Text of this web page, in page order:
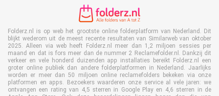
Folderz.nl is op web het grootste online folderplatform van Nederland. Dit
blijkt wederom uit de meest recente resultaten van Similarweb van oktober
2025. Alleen via web heeft Folderz.nl meer dan 1,2 miljoen sessies per
maand en dat is fors meer dan de nummer 2 Reclamefolder.nl. Dankzij dit
verkeer en vele honderd duizenden app installaties bereikt Folderz.nl een
groter online publiek dan andere folderplatformen in Nederland. Jaarlijks
worden er meer dan 50 miljoen online reclamefolders bekeken via onze
platformen en apps. Bezoekers waarderen onze service al vele jaren: we
ontvangen een rating van 4,5 sterren in Google Play en 4,6 sterren in de